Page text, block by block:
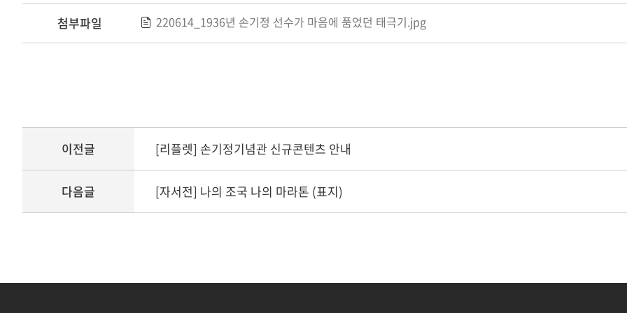
첨부파일 220614_1936년 손기정 선수가 마음에 품었던 태극기.jpg
이전글 [리플렛] 손기정기념관 신규콘텐츠 안내
다음글 [자서전] 나의 조국 나의 마라톤 (표지)